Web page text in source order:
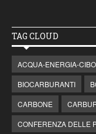
TAG CLOUD
ACQUA-ENERGIA-CIBO
BIOCARBURANTI
CARBONE
CONFERENZA DELLE